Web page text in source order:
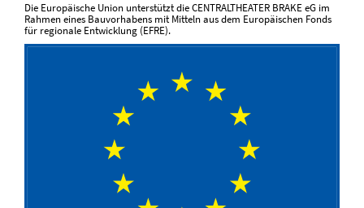
Die Europäische Union unterstützt die CENTRALTHEATER BRAKE eG im
Rahmen eines Bauvorhabens mit Mitteln aus dem Europäischen Fonds
für regionale Entwicklung (EFRE).